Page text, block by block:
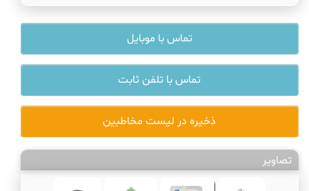
تماس با موبایل
تماس با تلفن ثابت
ذخیره در لیست مخاطبین
تصاویر